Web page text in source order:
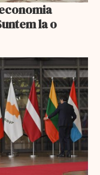
la o